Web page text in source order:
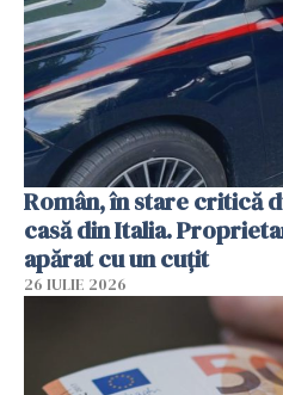
Român, în stare critică
casă din Italia.
apărat cu un cuțit
26 IULIE 2026